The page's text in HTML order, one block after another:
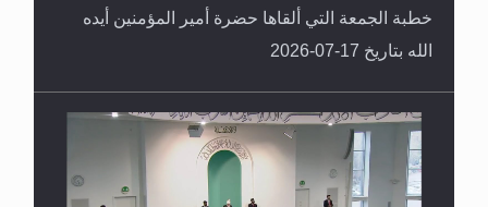
خطبة الجمعة التي ألقاها حضرة أمير المؤمنين أيده
الله بتاريخ 17-07-2026